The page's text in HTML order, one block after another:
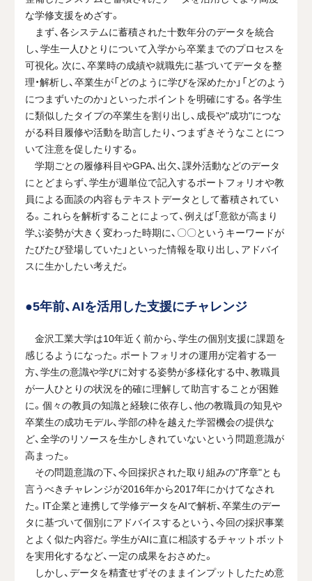
な学修支援をめざす。
まず、各システムに蓄積された十数年分のデータを統合
し、学生一人ひとりについて入学から卒業までのプロセスを
可視化。次に、卒業時の成績や就職先に基づいてデータを整
理・解析し、卒業生が「どのように学びを深めたか」「どのよう
につまずいたのか」といったポイントを明確にする。各学生
に類似したタイプの卒業生を割り出し、成長や"成功"につな
がる科目履修や活動を助言したり、つまずきそうなことにつ
いて注意を促したりする。
学期ごとの履修科目やGPA、出欠、課外活動などのデータ
にとどまらず、学生が週単位で記入するポートフォリオや教
員による面談の内容もテキストデータとして蓄積されてい
る。これらを解析することによって、例えば「意欲が高まり
学ぶ姿勢が大きく変わった時期に、〇〇というキーワードが
たびたび登場していた」といった情報を取り出し、アドバイ
スに生かしたい考えだ。
●5年前、AIを活用した支援にチャレンジ
金沢工業大学は10年近く前から、学生の個別支援に課題を
感じるようになった。ポートフォリオの運用が定着する一
方、学生の意識や学びに対する姿勢が多様化する中、教職員
が一人ひとりの状況を的確に理解して助言することが困難
に。個々の教員の知識と経験に依存し、他の教職員の知見や
卒業生の成功モデル、学部の枠を越えた学習機会の提供な
ど、全学のリソースを生かしきれていないという問題意識が
高まった。
その問題意識の下、今回採択された取り組みの"序章"とも
言うべきチャレンジが2016年から2017年にかけてなされ
た。IT企業と連携して学修データをAIで解析、卒業生のデー
タに基づいて個別にアドバイスするという、今回の採択事業
とよく似た内容だ。学生がAIに直に相談するチャットボット
を実用化するなど、一定の成果をおさめた。
しかし、データを精査せずそのままインプットしたため意